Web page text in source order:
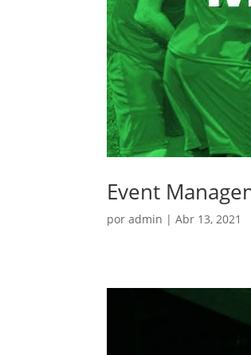
Event
poradmin |Abr 13, 2021